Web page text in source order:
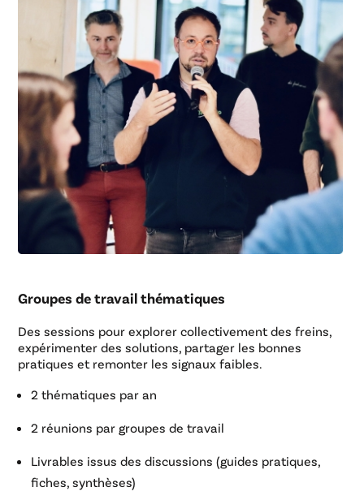
Groupes de travail thématiques
Des sessions pour explorer collectivement des freins,
expérimenter des solutions, partager les bonnes
pratiques et remonter les signaux faibles.
2 thématiques par an
2 réunions par groupes de travail
Livrables issus des discussions (guides pratiques,
fiches, synthèses)